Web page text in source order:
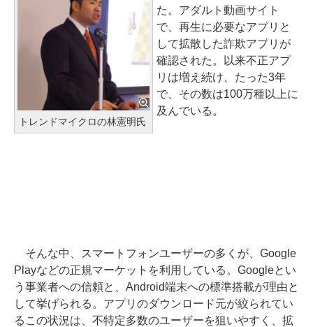
トレンドマイクロの林憲明氏
た。アダルト動画サイト
で、再生に必要なアプリと
して拡散した詐欺アプリが
確認された。以来不正アプ
リは増え続け、たった3年
で、その数は100万種以上に
及んでいる。
そんな中、スマートフォンユーザーの多くが、Google
Playなどの正規マーケットを利用している。Googleとい
う事業者への信頼と、Android端末への標準搭載が理由と
して挙げられる。アプリのダウンロード元が絞られてい
るこの状況は、不特定多数のユーザーを狙いやすく、拡